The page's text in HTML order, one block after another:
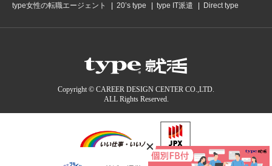
type女性の転職エージェント
20’s type type IT派遣 Direct type
Copyright © CAREER DESIGN CENTER CO.,LTD.
ALL Rights Reserved.